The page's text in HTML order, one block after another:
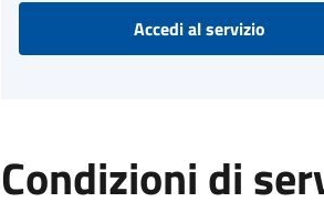
Accedi al servizio
Condizioni di